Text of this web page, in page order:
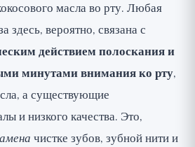
масла во рту. Любая
здесь, вероятно, связана с
действием полоскания и
минутами внимания ко рту,
а существующие
и низкого качества. Это,
чистке зубов, зубной нити и